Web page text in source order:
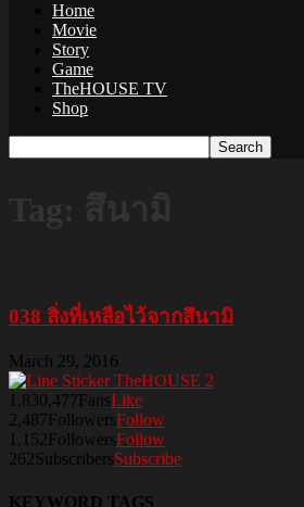
Home
Movie
Story
Game
TheHOUSE TV
Shop
038 สิ่งที่เหลือไว้จากสึนามิ
March 29, 2016
1,830,477FansLike
2,487FollowersFollow
1,152FollowersFollow
262SubscribersSubscribe
KEYWORD TAGS